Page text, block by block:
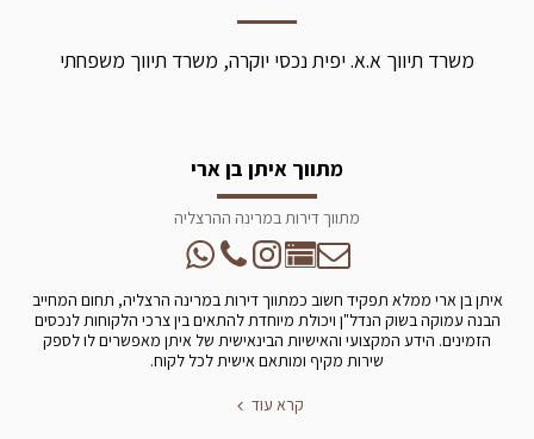
משרד תיווך א.א. יפית נכסי יוקרה, משרד תיווך משפחתי
מתווך איתן בן ארי
מתווך דירות במרינה ההרצליה
איתן בן ארי ממלא תפקיד חשוב כמתווך דירות במרינה הרצליה, תחום המחייב
הבנה עמוקה בשוק הנדל"ן ויכולת מיוחדת להתאים בין צרכי הלקוחות לנכסים
הזמינים. הידע המקצועי והאישיות הבינאישית של איתן מאפשרים לו לספק
שירות מקיף ומותאם אישית לכל לקוח.
קרא עוד